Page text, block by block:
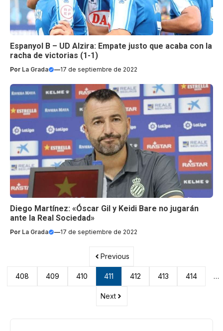
Espanyol B – UD Alzira: Empate justo que acaba con la
racha de victorias (1-1)
Por La Grada —17 de septiembre de 2022
Diego Martínez: «Óscar Gil y Keidi Bare no jugarán
ante la Real Sociedad»
Por La Grada —17 de septiembre de 2022
Previous
408 409 410 411 412 413 414 …
Next